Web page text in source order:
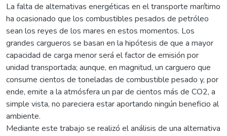
La falta de alternativas energéticas en el transporte marítimo
ha ocasionado que los combustibles pesados de petróleo
sean los reyes de los mares en estos momentos. Los
grandes cargueros se basan en la hipótesis de que a mayor
capacidad de carga menor será el factor de emisión por
unidad transportada; aunque, en magnitud, un carguero que
consume cientos de toneladas de combustible pesado y, por
ende, emite a la atmósfera un par de cientos más de CO2, a
simple vista, no pareciera estar aportando ningún beneficio al
ambiente.
Mediante este trabajo se realizó el análisis de una alternativa